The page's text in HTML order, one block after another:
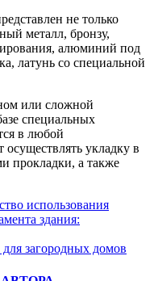
не только
металл, бронзу,
алюминий под
латунь со специальной
или сложной
специальных
в любой
укладку в
прокладки, а также
использования
здания:
загородных домов